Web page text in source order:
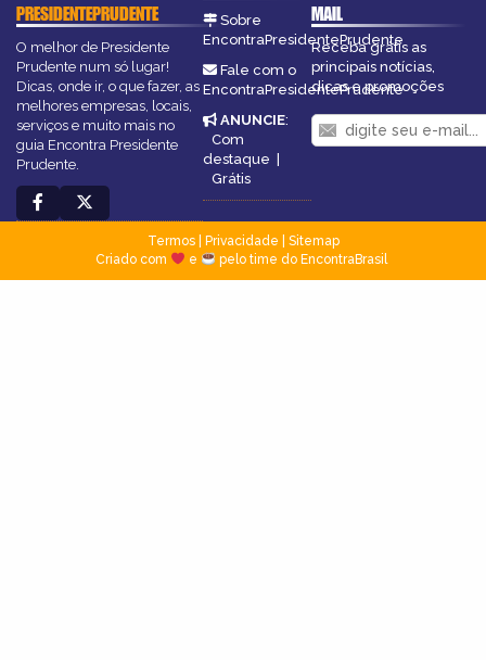
PRESIDENTEPRUDENTE
O melhor de Presidente
Prudente num só lugar!
Dicas, onde ir, o que fazer, as
melhores empresas, locais,
serviços e muito mais no
guia Encontra Presidente
Prudente.
Sobre
EncontraPresidentePrudente
Fale com o
EncontraPresidentePrudente
ANUNCIE:
Com
destaque |
Grátis
MAIL
Receba grátis as
principais notícias,
dicas e promoções
Termos| Privacidade
Sitemap
Criado com
e pelo time do EncontraBrasil